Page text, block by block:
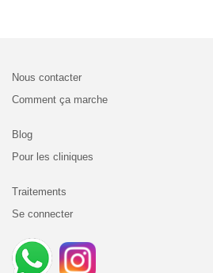
Nous contacter
Comment ça marche
Blog
Pour les cliniques
Traitements
Se connecter